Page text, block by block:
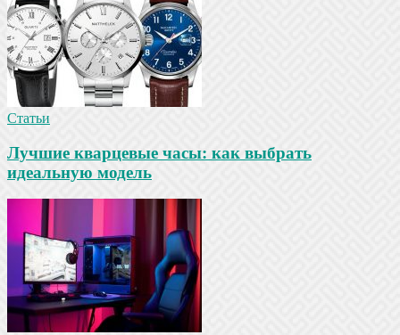
Статьи
Лучшие кварцевые часы: как выбрать
идеальную модель